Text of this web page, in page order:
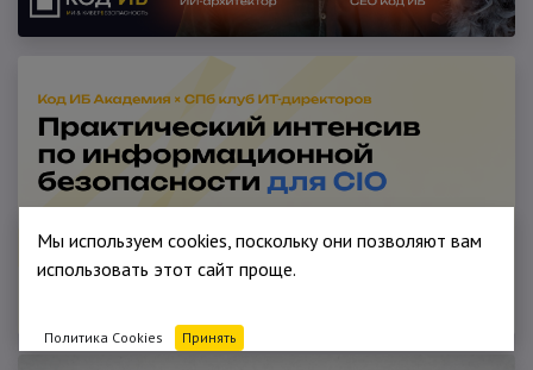
Мы используем cookies, поскольку они позволяют вам
использовать этот сайт проще.
Политика Cookies Принять